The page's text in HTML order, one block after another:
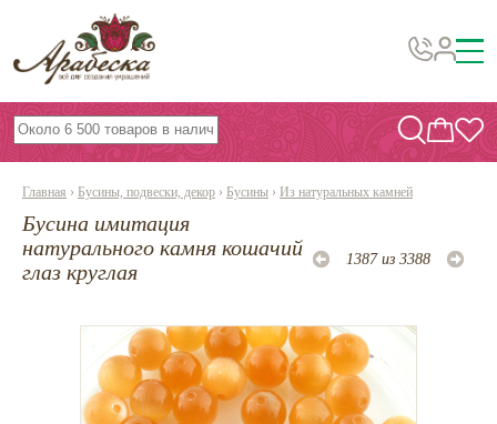
Бусины, подвески, декор
Бисер
Фурнитура
Проволока
Инструменты и материалы
Эпоксидная смола
Шнуры, ленты, нитки
Главная › Бусины, подвески, декор › Бусины › Из натуральных камней
Бусина имитация
натурального камня кошачий
глаз круглая
1387 из 3388